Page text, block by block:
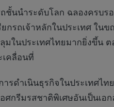
ชั้นนำระดับโลก ฉลองครบร
ยกรถเจ้าหลักในประเทศ ใ
มในประเทศไทยมากยิ่งขึ้น
คลื่อนที่
ารดำเนินธุรกิจในประเทศ
ศกรีมรสชาติพิเศษอันเป็นเ